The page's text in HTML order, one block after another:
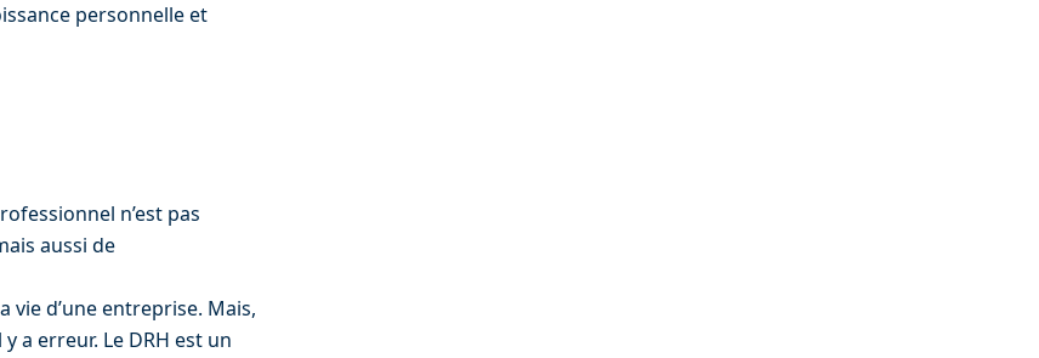
personnelle et
n’est pas
aussi de
vie d’une entreprise. Mais,
a erreur. Le DRH est un